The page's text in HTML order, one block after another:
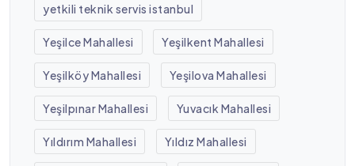
yetkili teknik servis istanbul
Yeşilce Mahallesi Yeşilkent Mahallesi
Yeşilköy Mahallesi Yeşilova Mahallesi
Yeşilpınar Mahallesi Yuvacık Mahallesi
Yıldırım Mahallesi Yıldız Mahallesi